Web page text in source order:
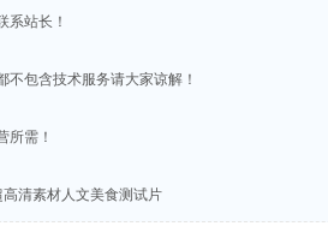
系站长！
包含技术服务请大家谅解！
所需！
清素材人文美食测试片